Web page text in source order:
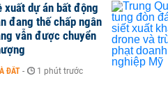
xuất dự án bất động
đang thế chấp ngân
vẫn được chuyển
ĐẤT - 1 phút trước